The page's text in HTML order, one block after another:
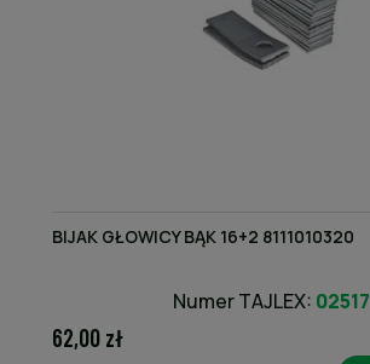
BIJAK GŁOWICY BĄK 16+2 8111010320
Numer TAJLEX: 02517
62,00 zł